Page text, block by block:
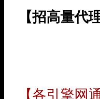
【招高量代
【各引擎网